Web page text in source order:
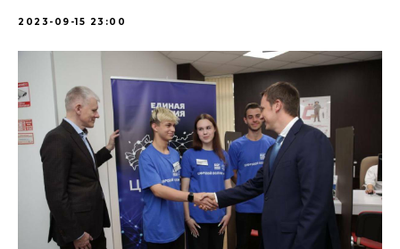
2023-09-15 23:00